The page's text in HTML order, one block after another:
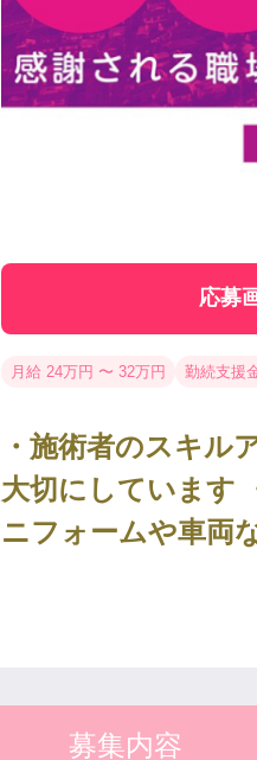
応募
月給 24万円 〜 32万円 勤続支援
・施術者のスキル
大切にしています
ニフォームや車両
募集内容